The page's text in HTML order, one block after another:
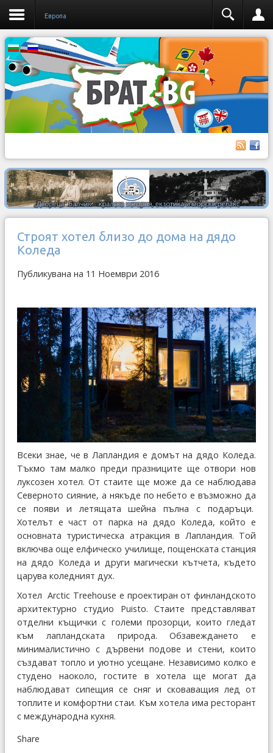
Европа
Строят хотел близо до дома на дядо
Коледа
Публикувана на 11 Ноември 2016
Всеки знае, че в Лапландия е домът на дядо Коледа.
Тъкмо там малко преди празниците ще отвори нов
луксозен хотел. От стаите ще може да се наблюдава
Северното сияние, а някъде по небето е възможно да
се появи и летящата шейна пълна с подаръци.
Хотелът е част от парка на дядо Коледа, който е
основната туристическа атракция в Лапландия. Той
включва още елфическо училище, пощенската станция
на дядо Коледа и други магически кътчета, където
царува коледният дух.
ХотелArctic Treehouse е проектиран от финландското
архитектурно студио Puisto.Стаите представляват
отделни къщички с големи прозорци, които гледат
към лапландската природа. Обзавеждането е
минималистично с дървени подове и стени, които
създават топло и уютно усещане. Независимо колко е
студено наоколо, гостите в хотела ще могат да
наблюдават сипещия се сняг и сковаващия лед от
топлите и комфортни стаи. Към хотела има ресторант
с международна кухня.
Share